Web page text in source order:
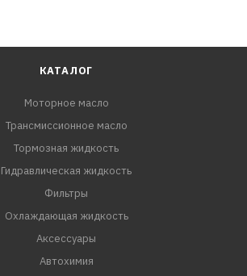
КАТАЛОГ
Моторное масло
Трансмиссионное масло
Тормозная жидкость
Гидравлическая жидкость
Фильтры
Охлаждающая жидкость
Аксессуары
Автохимия